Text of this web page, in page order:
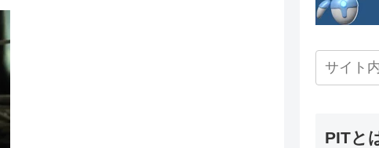
PITと